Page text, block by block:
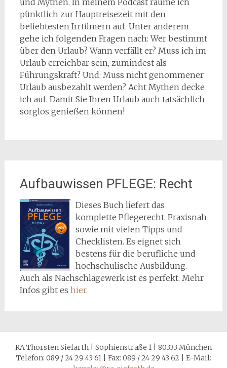
und Mythen. In meinem Podcast räume ich
pünktlich zur Hauptreisezeit mit den
beliebtesten Irrtümern auf. Unter anderem
gehe ich folgenden Fragen nach: Wer bestimmt
über den Urlaub? Wann verfällt er? Muss ich im
Urlaub erreichbar sein, zumindest als
Führungskraft? Und: Muss nicht genommener
Urlaub ausbezahlt werden? Acht Mythen decke
ich auf. Damit Sie Ihren Urlaub auch tatsächlich
sorglos genießen können!
Aufbauwissen PFLEGE: Recht
Dieses Buch liefert das
komplette Pflegerecht. Praxisnah
sowie mit vielen Tipps und
Checklisten. Es eignet sich
bestens für die berufliche und
hochschulische Ausbildung.
Auch als Nachschlagewerk ist es perfekt. Mehr
Infos gibt es hier.
RA Thorsten Siefarth | Sophienstraße 1 | 80333 München
Telefon: 089 / 24 29 43 61 | Fax: 089 / 24 29 43 62 | E-Mail: